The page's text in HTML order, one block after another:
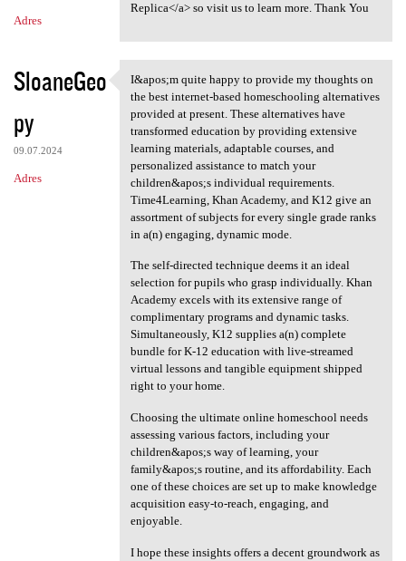
Adres
Replica</a> so visit us to learn more. Thank You
SloaneGeo
py
09.07.2024
Adres
I&apos;m quite happy to
I&apos;m quite happy to provide my thoughts on
the best internet-based homeschooling alternatives
provided at present. These alternatives have
transformed education by providing extensive
learning materials, adaptable courses, and
personalized assistance to match your
children&apos;s individual requirements.
Time4Learning, Khan Academy, and K12 give an
assortment of subjects for every single grade ranks
in a(n) engaging, dynamic mode.
The self-directed technique deems it an ideal
selection for pupils who grasp individually. Khan
Academy excels with its extensive range of
complimentary programs and dynamic tasks.
Simultaneously, K12 supplies a(n) complete
bundle for K-12 education with live-streamed
virtual lessons and tangible equipment shipped
right to your home.
Choosing the ultimate online homeschool needs
assessing various factors, including your
children&apos;s way of learning, your
family&apos;s routine, and its affordability. Each
one of these choices are set up to make knowledge
acquisition easy-to-reach, engaging, and
enjoyable.
I hope these insights offers a decent groundwork as